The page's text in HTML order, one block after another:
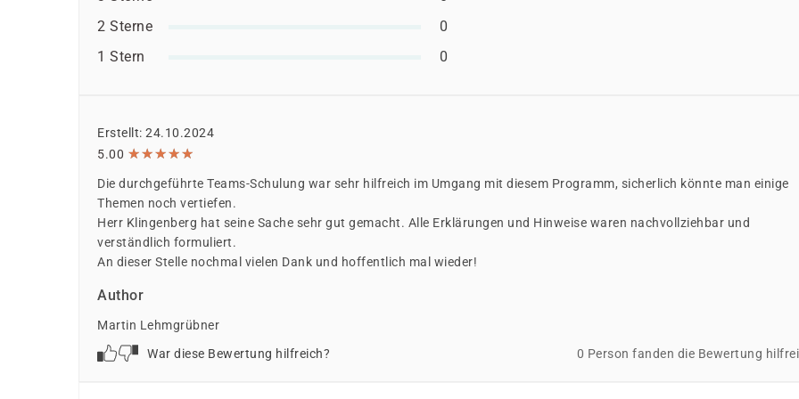
2 Sterne
0
1 Stern
0
Erstellt: 24.10.2024
5.00 ★★★★★
★★★★★
Die durchgeführte Teams-Schulung war sehr hilfreich im Umgang mit diesem Programm, sicherlich könnte man einige
Themen noch vertiefen.
Herr Klingenberg hat seine Sache sehr gut gemacht. Alle Erklärungen und Hinweise waren nachvollziehbar und
verständlich formuliert.
An dieser Stelle nochmal vielen Dank und hoffentlich mal wieder!
Author
Martin Lehmgrübner
War diese Bewertung hilfreich?
0 Person fanden die Bewertung